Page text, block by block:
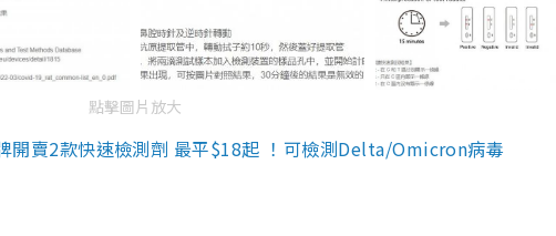
點擊圖片放大
開賣2款快速檢測劑 最平$18起 ！可檢測Delta/Omicron病毒